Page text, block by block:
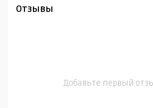
Отзывы
Добавьте первый